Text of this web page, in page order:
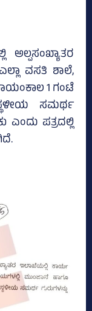
ಅಲ್ಪಸಂಖ್ಯಾತರ
ವಸತಿ ಶಾಲೆ,
1 ಗಂಟೆ
ಸಮರ್ಥ
ಎಂದು ಪತ್ರದಲ್ಲಿ